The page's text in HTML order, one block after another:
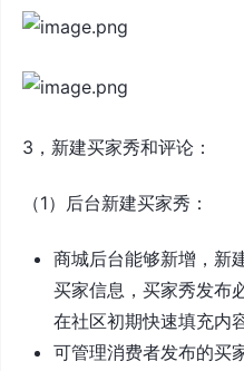
3，新建买家秀和评论：
（1）后台新建买家秀：
商城后台能够新增，新
买家信息，买家秀发布
在社区初期快速填充内
可管理消费者发布的买